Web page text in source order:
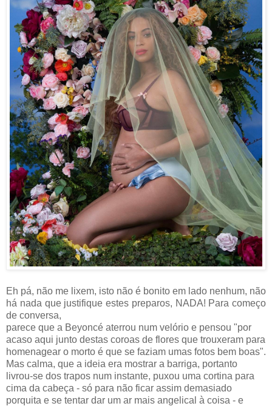
Eh pá, não me lixem, isto não é bonito em lado nenhum, não
há nada que justifique estes preparos, NADA! Para começo
de conversa,
parece que a Beyoncé aterrou num velório e pensou "por
acaso aqui junto destas coroas de flores que trouxeram para
homenagear o morto é que se faziam umas fotos bem boas".
Mas calma, que a ideia era mostrar a barriga, portanto
livrou-se dos trapos num instante, puxou uma cortina para
cima da cabeça - só para não ficar assim demasiado
porquita e se tentar dar um ar mais angelical à coisa - e